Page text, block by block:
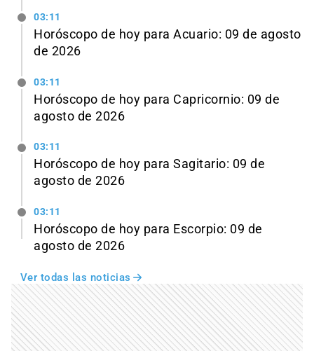
03:11
Horóscopo de hoy para Acuario: 09 de agosto
de 2026
03:11
Horóscopo de hoy para Capricornio: 09 de
agosto de 2026
03:11
Horóscopo de hoy para Sagitario: 09 de
agosto de 2026
03:11
Horóscopo de hoy para Escorpio: 09 de
agosto de 2026
Ver todas las noticias